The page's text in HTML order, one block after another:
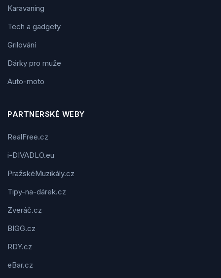
Karavaning
Tech a gadgety
Grilování
Dárky pro muže
Auto-moto
PARTNERSKÉ WEBY
RealFree.cz
i-DIVADLO.eu
PražskéMuzikály.cz
Tipy-na-dárek.cz
Zveráč.cz
BIGG.cz
RDY.cz
eBar.cz